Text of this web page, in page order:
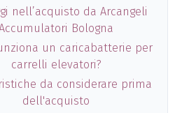
nell’acquisto da Arcangeli
Bologna
un caricabatterie per
carrelli elevatori?
da considerare prima
dell'acquisto